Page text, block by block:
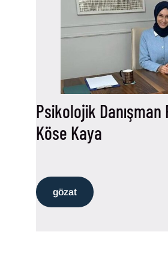
Psikolojik Danışman
Köse Kaya
gözat